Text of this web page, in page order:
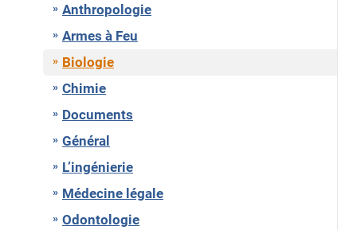
Anthropologie
Armes à Feu
Biologie
Chimie
Documents
Général
L’ingénierie
Médecine légale
Odontologie